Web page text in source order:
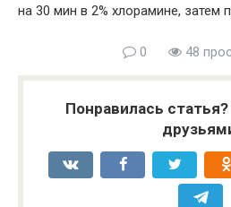
на 30 мин в 2% хлорамине, затем
0 48
Понравилась